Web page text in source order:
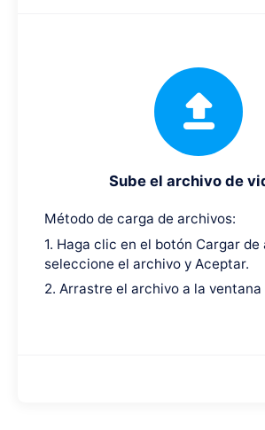
Sube el archivo de
Método de carga de archivos:
1. Haga clic en el botón Cargar de
seleccione el archivo y Aceptar.
2. Arrastre el archivo a la